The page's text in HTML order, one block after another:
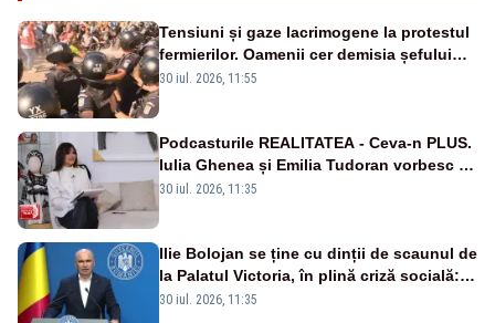
Tensiuni și gaze lacrimogene la protestul
fermierilor. Oamenii cer demisia șefului
ANSVSA și s-au mutat în Piața Victoria–
30 iul. 2026, 11:55
Podcasturile REALITATEA - Ceva-n PLUS.
Iulia Ghenea și Emilia Tudoran vorbesc în
premieră la Realitatea Plus - VIDEO
30 iul. 2026, 11:35
Ilie Bolojan se ține cu dinții de scaunul de
la Palatul Victoria, în plină criză socială:
„Ar fi iresponsabil să demisionez!”
30 iul. 2026, 11:35